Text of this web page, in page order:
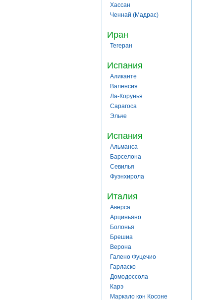
Хассан
Ченнай (Мадрас)
Иран
Тегеран
Испания
Аликанте
Валенсия
Ла-Корунья
Сарагоса
Эльче
Испания
Альманса
Барселона
Севилья
Фуэнхирола
Италия
Аверса
Арциньяно
Болонья
Брешиа
Верона
Галено Фуцечио
Гарласко
Домодоссола
Карэ
Маркало кон Косоне